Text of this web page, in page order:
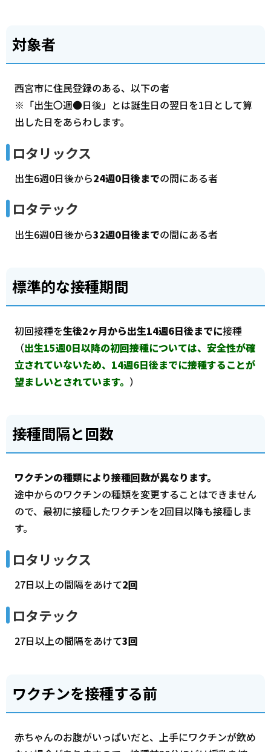
対象者
西宮市に住民登録のある、以下の者
※「出生〇週●日後」とは誕生日の翌日を1日として算
出した日をあらわします。
ロタリックス
出生6週0日後から24週0日後までの間にある者
ロタテック
出生6週0日後から32週0日後までの間にある者
標準的な接種期間
初回接種を生後2ヶ月から出生14週6日後までに接種
（出生15週0日以降の初回接種については、安全性が確
立されていないため、14週6日後までに接種することが
望ましいとされています。 ）
接種間隔と回数
ワクチンの種類により接種回数が異なります。
途中からのワクチンの種類を変更することはできません
ので、最初に接種したワクチンを2回目以降も接種しま
す。
ロタリックス
27日以上の間隔をあけて2回
ロタテック
27日以上の間隔をあけて3回
ワクチンを接種する前
赤ちゃんのお腹がいっぱいだと、上手にワクチンが飲め